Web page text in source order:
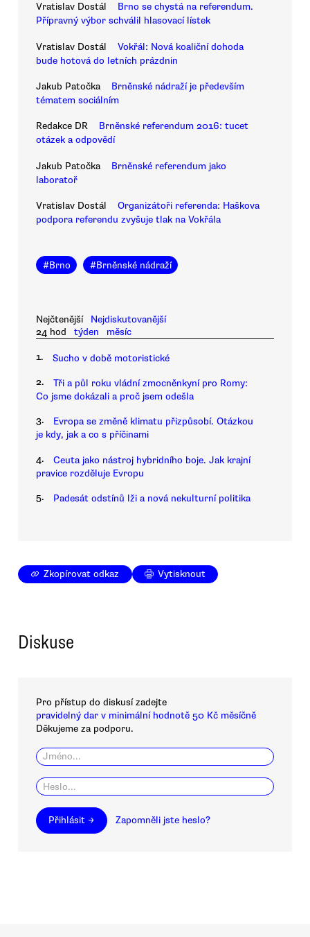
Vratislav Dostál
Brno se chystá na referendum.
Přípravný výbor schválil hlasovací lístek
Vratislav Dostál
Vokřál: Nová koaliční dohoda
bude hotová do letních prázdnin
Jakub Patočka
Brněnské nádraží je především
tématem sociálním
Redakce DR
Brněnské referendum 2016: tucet
otázek a odpovědí
Jakub Patočka
Brněnské referendum jako
laboratoř
Vratislav Dostál
Organizátoři referenda: Haškova
podpora referendu zvyšuje tlak na Vokřála
#Brno #Brněnské nádraží
Nejčtenější
Nejdiskutovanější
24 hod
týden měsíc
1. Sucho v době motoristické
2.
Tři a půl roku vládní zmocněnkyní pro Romy:
Co jsme dokázali a proč jsem odešla
3.
Evropa se změně klimatu přizpůsobí. Otázkou
je kdy, jak a co s příčinami
4.
Ceuta jako nástroj hybridního boje. Jak krajní
pravice rozděluje Evropu
5. Padesát odstínů lži a nová nekulturní politika
Zkopírovat odkaz Vytisknout
Diskuse
Pro přístup do diskusí zadejte
pravidelný dar v minimální hodnotě 50 Kč měsíčně
Děkujeme za podporu.
Přihlásit → Zapomněli jste heslo?